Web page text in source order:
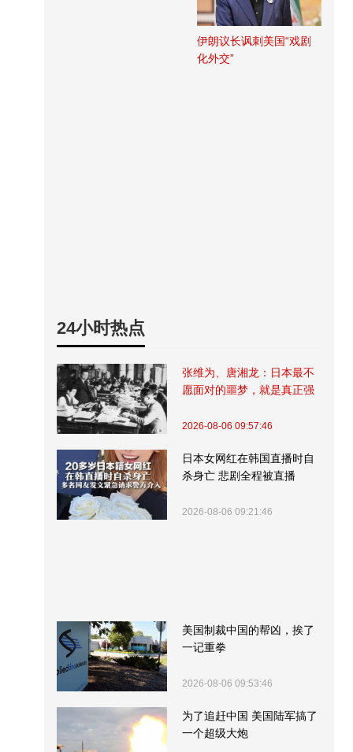
伊朗议长讽刺美国“戏剧
化外交”
24小时热点
张维为、唐湘龙：日本最不
愿面对的噩梦，就是真正强
2026-08-06 09:57:46
日本女网红在韩国直播时自
杀身亡 悲剧全程被直播
2026-08-06 09:21:46
美国制裁中国的帮凶，挨了
一记重拳
2026-08-06 09:53:46
为了追赶中国 美国陆军搞了
一个超级大炮